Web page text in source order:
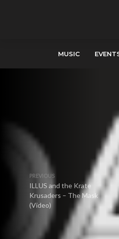
MUSIC
PREVIOUS
ILLUS and the Krate
Krusaders – The Mask
(Video)